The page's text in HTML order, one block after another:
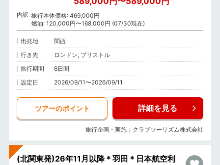
内訳 旅行本体価格: 469,000円
燃油: 120,000円〜168,000円 (07/30現在)
出発地
関西
行き先
ロンドン, ブリストル
旅行期間
6日間
設定日
2026/09/11〜2026/09/11
ツアーのポイント 詳細を見る
旅行企画・実施：クラブツーリズム株式会社
(北関東発)26年11月以降＊羽田＊日本航空利